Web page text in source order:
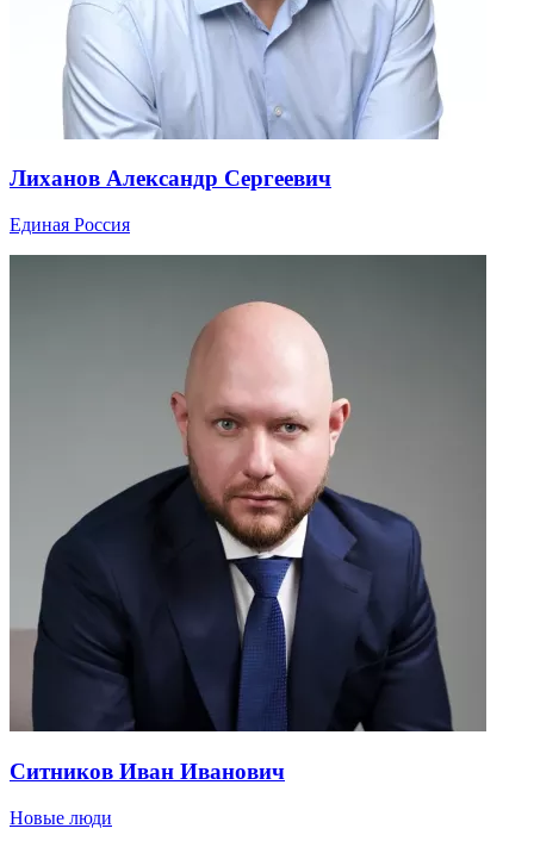
Лиханов Александр Сергеевич
Единая Россия
Ситников Иван Иванович
Новые люди